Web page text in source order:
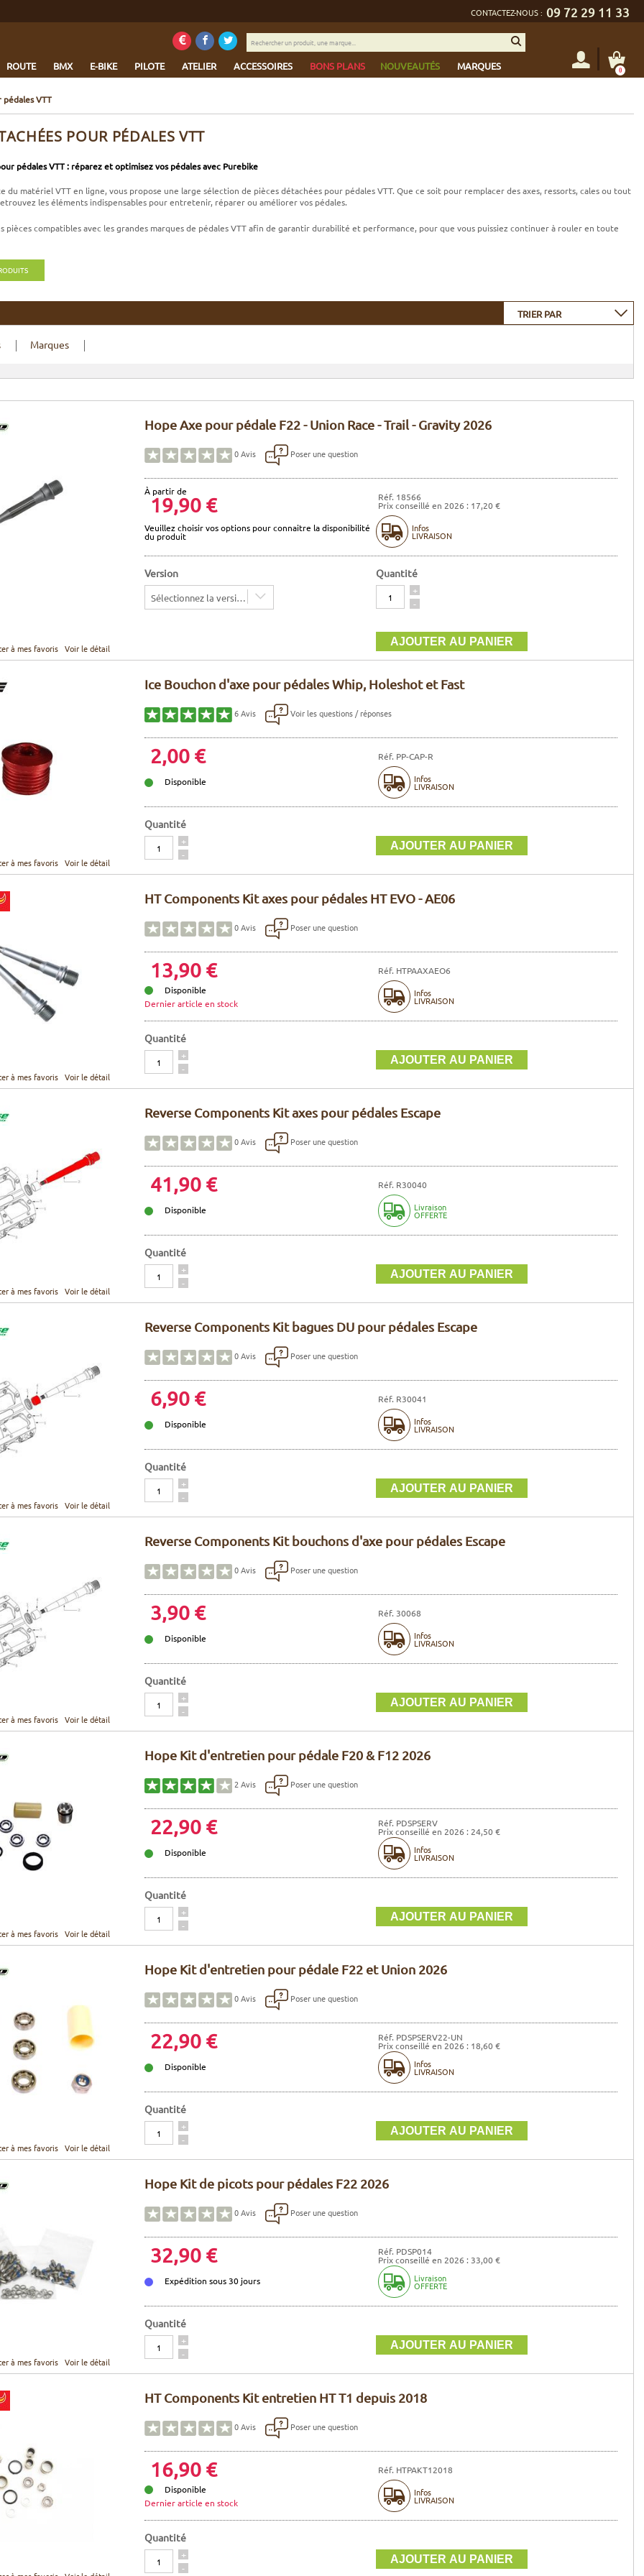
CONTACTEZ-NOUS : 09 72 29 11 33
ROUTE BMX E-BIKE PILOTE ATELIER ACCESSOIRES BONS PLANS NOUVEAUTÉS MARQUES
Rechercher
un
une
marque...
0
VTT
POUR PÉDALES VTT
pédales VTT : réparez et optimisez vos pédales avec Purebike
du matériel VTT en ligne, vous propose une large sélection de pièces détachées pour pédales VTT. Que ce soit pour remplacer des axes, ressorts, cales ou tout
les éléments indispensables pour entretenir, réparer ou améliorer vos pédales.
pièces compatibles avec les grandes marques de pédales VTT afin de garantir durabilité et performance, pour que vous puissiez continuer à rouler en toute
TRIER PAR
Marques
Hope Axe pour pédale F22 - Union Race - Trail - Gravity 2026
0Avis Poser une question
à mes favoris Voir le détail
À partir de
19,90 € Réf. 18566
Prix conseillé en 2026 : 17,20 €
Veuillez choisir vos options pour connaitre la disponibilité
du produit
Infos
LIVRAISON
Version
Sélectionnez la version
Quantité
Quantité
+
-
Ice Bouchon d'axe pour pédales Whip, Holeshot et Fast
6Avis Voir les questions / réponses
à mes favoris Voir le détail
2,00 € Réf. PP-CAP-R
Disponible Infos
LIVRAISON
Quantité
Quantité
+
-
HT Components Kit axes pour pédales HT EVO - AE06
0Avis Poser une question
à mes favoris Voir le détail
13,90 €
Réf. HTPAAXAEO6
Disponible
Dernier article en stock
Infos
LIVRAISON
Quantité
Quantité
+
-
Reverse Components Kit axes pour pédales Escape
0Avis Poser une question
à mes favoris Voir le détail
41,90 € Réf. R30040
Disponible Livraison
OFFERTE
Quantité
Quantité
+
-
Reverse Components Kit bagues DU pour pédales Escape
0Avis Poser une question
à mes favoris Voir le détail
6,90 € Réf. R30041
Disponible Infos
LIVRAISON
Quantité
Quantité
+
-
Reverse Components Kit bouchons d'axe pour pédales Escape
0Avis Poser une question
à mes favoris Voir le détail
3,90 € Réf. 30068
Disponible Infos
LIVRAISON
Quantité
Quantité
+
-
Hope Kit d'entretien pour pédale F20 & F12 2026
2 Avis Poser une question
à mes favoris Voir le détail
22,90 € Réf. PDSPSERV
Prix conseillé en 2026 : 24,50 €
Disponible
Infos
LIVRAISON
Quantité
Quantité
+
-
Hope Kit d'entretien pour pédale F22 et Union 2026
0Avis Poser une question
à mes favoris Voir le détail
22,90 € Réf. PDSPSERV22-UN
Prix conseillé en 2026 : 18,60 €
Disponible
Infos
LIVRAISON
Quantité
Quantité
+
-
Hope Kit de picots pour pédales F22 2026
0Avis Poser une question
à mes favoris Voir le détail
32,90 € Réf. PDSP014
Prix conseillé en 2026 : 33,00 €
Expédition sous 30 jours
Livraison
OFFERTE
Quantité
Quantité
+
-
HT Components Kit entretien HT T1 depuis 2018
0Avis Poser une question
16,90 €
Réf. HTPAKT12018
Disponible
Dernier article en stock
Infos
LIVRAISON
Quantité
Quantité
+
-